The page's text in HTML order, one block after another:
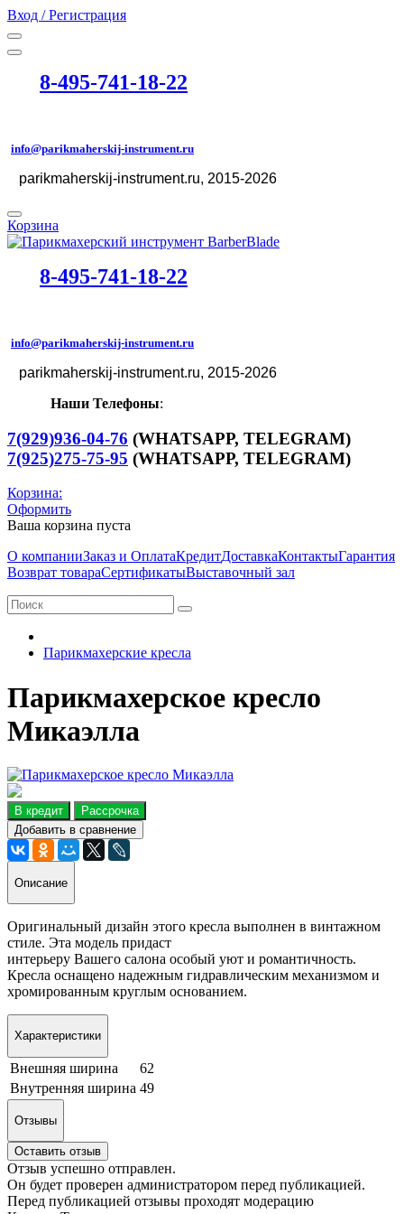
Вход / Регистрация
8-495-741-18-22
info@parikmaherskij-instrument.ru
parikmaherskij-instrument.ru, 2015-2026
Корзина
8-495-741-18-22
info@parikmaherskij-instrument.ru
parikmaherskij-instrument.ru, 2015-2026
Наши Телефоны:
7(929)936-04-76 (WHATSAPP, TELEGRAM)
7(925)275-75-95 (WHATSAPP, TELEGRAM)
Корзина:
Оформить
Ваша корзина пуста
О компанииЗаказ и ОплатаКредитДоставкаКонтактыГарантия
Возврат товараСертификатыВыставочный зал
Парикмахерские кресла
Парикмахерское кресло
Микаэлла
В кредит
Рассрочка
Добавить в сравнение
Описание
Оригинальный дизайн этого кресла выполнен в винтажном
стиле. Эта модель придаст
интерьеру Вашего салона особый уют и романтичность.
Кресла оснащено надежным гидравлическим механизмом и
хромированным круглым основанием.
Характеристики
Внешняя ширина
62
Внутренняя ширина 49
Отзывы
Оставить отзыв
Отзыв успешно отправлен.
Он будет проверен администратором перед публикацией.
Перед публикацией отзывы проходят модерацию